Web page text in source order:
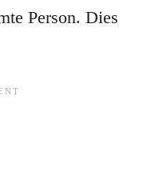
Person. Dies